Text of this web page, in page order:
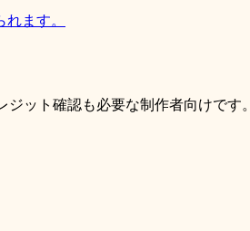
ます。
ジット確認も必要な制作者向けです。